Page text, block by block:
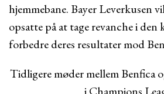
hjemmebane. Bayer Leverkusen
opsatte på at tage revanche i
forbedre deres resultater mod
Tidligere møder mellem Benfica